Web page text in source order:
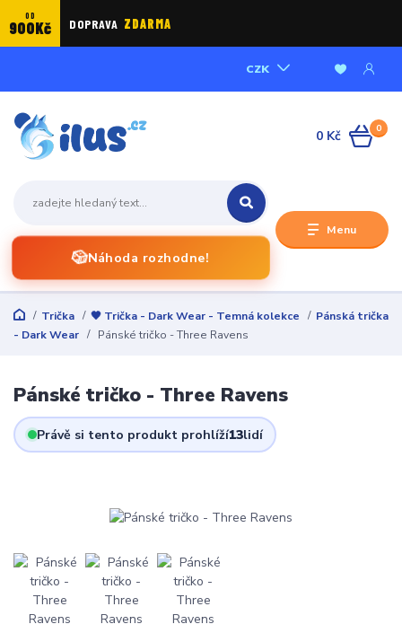
OD
900Kč DOPRAVA ZDARMA
Menu
CZK
🎲Náhoda rozhodne!
0
0 Kč
Trička 🖤 Trička - Dark Wear - Temná kolekce
Pánská trička
- Dark Wear
Pánské tričko - Three Ravens
Pánské tričko - Three Ravens
Právě si tento produkt prohlíží13lidí